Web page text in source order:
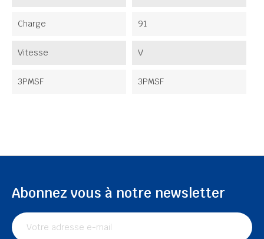
Charge 91
Vitesse V
3PMSF 3PMSF
Abonnez vous à notre newsletter